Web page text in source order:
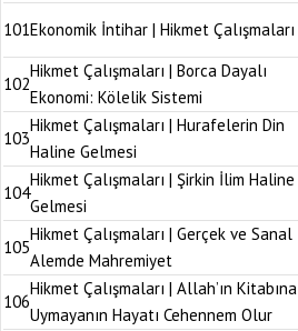
101Ekonomik İntihar | Hikmet Çalışmaları
102
Hikmet Çalışmaları | Borca Dayalı
Ekonomi: Kölelik Sistemi
103
Hikmet Çalışmaları | Hurafelerin Din
Haline Gelmesi
104
Hikmet Çalışmaları | Şirkin İlim Haline
Gelmesi
105
Hikmet Çalışmaları | Gerçek ve Sanal
Alemde Mahremiyet
106
Hikmet Çalışmaları | Allah’ın Kitabına
Uymayanın Hayatı Cehennem Olur